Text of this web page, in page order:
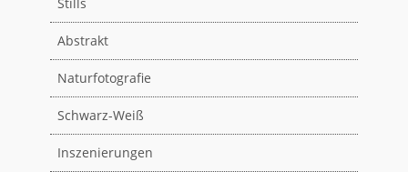
Abstrakt
Naturfotografie
Schwarz-Weiß
Inszenierungen